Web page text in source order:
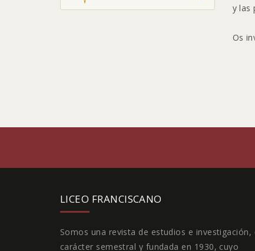
y las
Os
LICEO FRANCISCANO
Somos una revista de estudios e investigación,
carácter semestral y fundada en 1930, cuyo